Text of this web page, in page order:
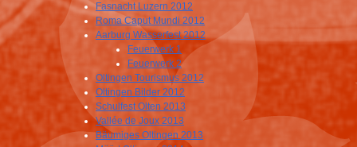
Fasnacht Luzern 2012
Roma Caput Mundi 2012
Aarburg Wasserfest 2012
Feuerwerk 1
Feuerwerk 2
Oltingen Tourismus 2012
Oltingen Bilder 2012
Schulfest Olten 2013
Vallée de Joux 2013
Bäumiges Oltingen 2013